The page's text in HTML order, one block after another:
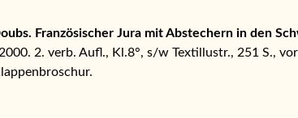
Französischer Jura mit Abstechern in den
2. verb. Aufl., Kl.8°, s/w Textillustr., 251 S.,